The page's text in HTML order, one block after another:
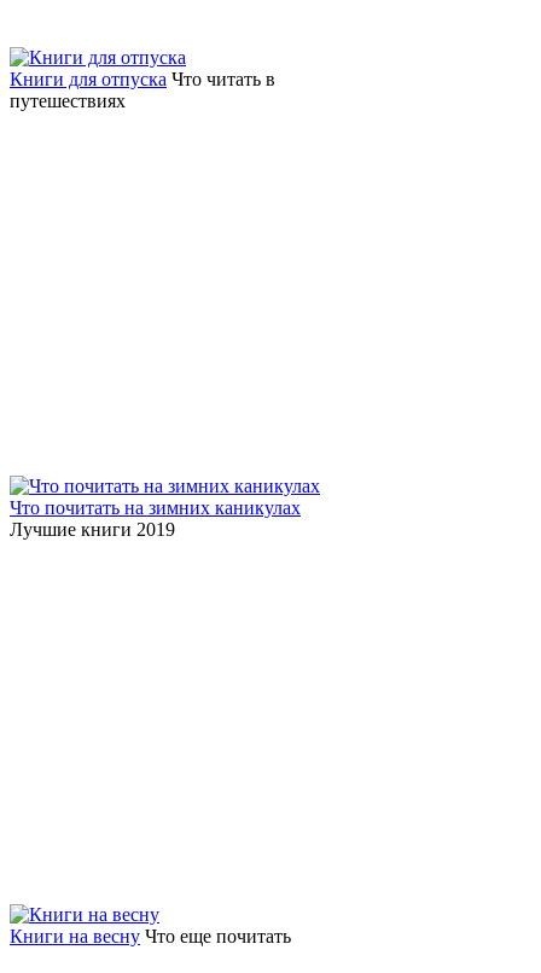
Книги для отпуска Что читать в
путешествиях
Что почитать на зимних каникулах
Лучшие книги 2019
Книги на весну Что еще почитать